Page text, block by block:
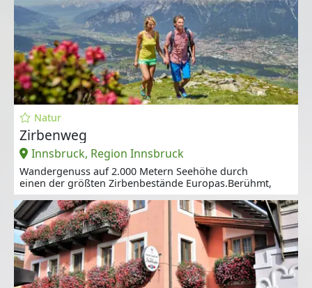
Natur
Zirbenweg
Innsbruck, Region Innsbruck
Wandergenuss auf 2.000 Metern Seehöhe durch
einen der größten Zirbenbestände Europas.Berühmt,